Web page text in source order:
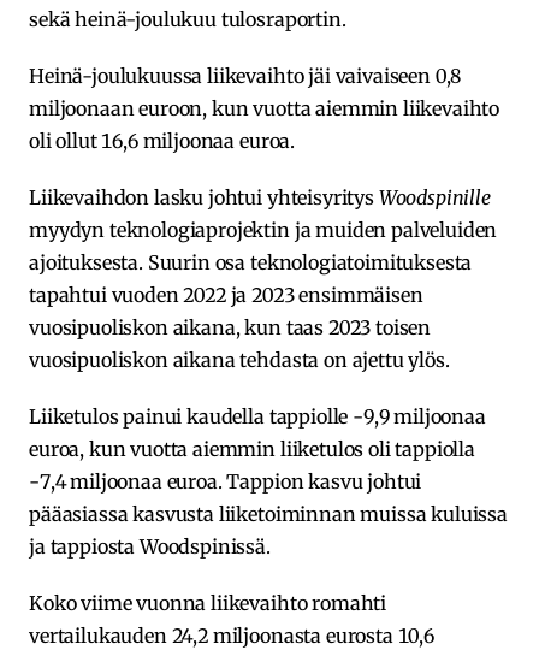
sekä heinä-joulukuu tulosraportin.
Heinä-joulukuussa liikevaihto jäi vaivaiseen 0,8
miljoonaan euroon, kun vuotta aiemmin liikevaihto
oli ollut 16,6 miljoonaa euroa.
Liikevaihdon lasku johtui yhteisyritys Woodspinille
myydyn teknologiaprojektin ja muiden palveluiden
ajoituksesta. Suurin osa teknologiatoimituksesta
tapahtui vuoden 2022 ja 2023 ensimmäisen
vuosipuoliskon aikana, kun taas 2023 toisen
vuosipuoliskon aikana tehdasta on ajettu ylös.
Liiketulos painui kaudella tappiolle -9,9 miljoonaa
euroa, kun vuotta aiemmin liiketulos oli tappiolla
-7,4 miljoonaa euroa. Tappion kasvu johtui
pääasiassa kasvusta liiketoiminnan muissa kuluissa
ja tappiosta Woodspinissä.
Koko viime vuonna liikevaihto romahti
vertailukauden 24,2 miljoonasta eurosta 10,6